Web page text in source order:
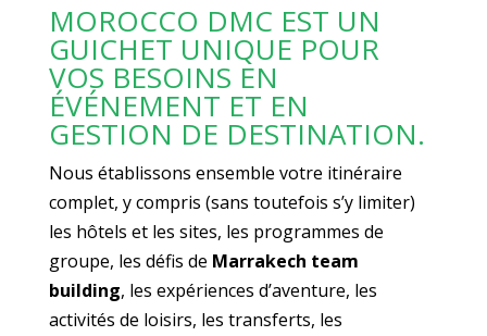
MOROCCO DMC EST UN
GUICHET UNIQUE POUR
VOS BESOINS EN
ÉVÉNEMENT ET EN
GESTION DE DESTINATION.
Nous établissons ensemble votre itinéraire
complet, y compris (sans toutefois s’y limiter)
les hôtels et les sites, les programmes de
groupe, les défis de Marrakech team
building, les expériences d’aventure, les
activités de loisirs, les transferts, les